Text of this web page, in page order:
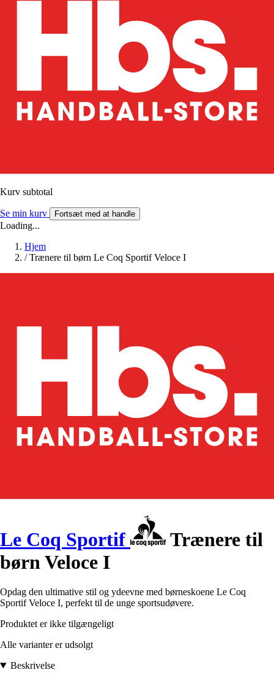
Kurv subtotal
Se min kurv Fortsæt med at handle
Loading...
Hjem
/ Trænere til børn Le Coq Sportif Veloce I
Le Coq Sportif
Trænere til
børn Veloce I
Opdag den ultimative stil og ydeevne med børneskoene Le Coq
Sportif Veloce I, perfekt til de unge sportsudøvere.
Produktet er ikke tilgængeligt
Alle varianter er udsolgt
Beskrivelse